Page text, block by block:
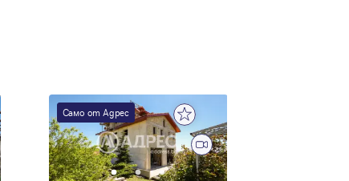
Само от Адрес